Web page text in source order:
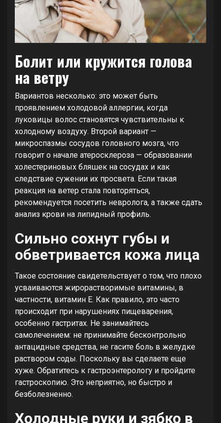
Болит или кружится голова
на ветру
Вариантов несколько: это может быть
проявлением холодовой аллергии, когда
луковицы волос становятся чувствительны к
холодному воздуху. Второй вариант —
микроспазмы сосудов головного мозга, что
говорит о начале атеросклероза — образовании
холестериновых бляшек на сосудах и как
следствие сужении их просвета. Если такая
реакция на ветер стала повторяться,
рекомендуется посетить невролога, а также сдать
анализ крови на липидный профиль.
Сильно сохнут губы и
обветривается кожа лица
Такое состояние свидетельствует о том, что плохо
усваиваются жирорастворимые витамины, в
частности, витамин Е. Как правило, это часто
происходит при нарушениях пищеварения,
особенно гастритах. Не занимайтесь
самолечением: не принимайте бесконтрольно
антацидные средства, не гасите боль в желудке
раствором соды. Поскольку вы сделаете еще
хуже. Обратитесь к гастроэнтерологу и пройдите
гастроскопию. Это неприятно, но быстро и
безболезненно.
Холодные руки и зябко в